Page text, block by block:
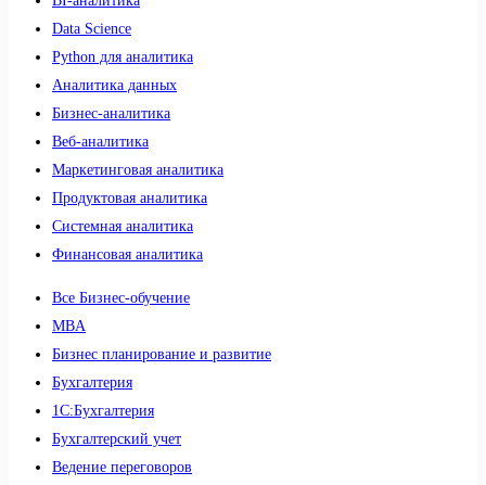
Data Science
Python для аналитика
Аналитика данных
Бизнес-аналитика
Веб-аналитика
Маркетинговая аналитика
Продуктовая аналитика
Системная аналитика
Финансовая аналитика
Все Бизнес-обучение
MBA
Бизнес планирование и развитие
Бухгалтерия
1C:Бухгалтерия
Бухгалтерский учет
Ведение переговоров